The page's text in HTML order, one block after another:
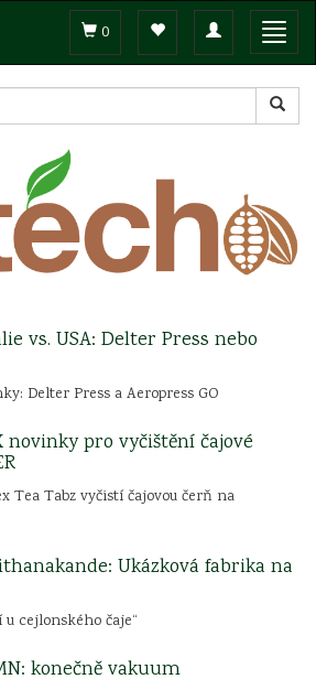
Toggle
navigation
0
vs. USA: Delter Press nebo
Delter Press a Aeropress GO
novinky pro vyčištění čajové
Tea Tabz vyčistí čajovou čerň na
Ukázková fabrika na
cejlonského čaje“
konečně vakuum